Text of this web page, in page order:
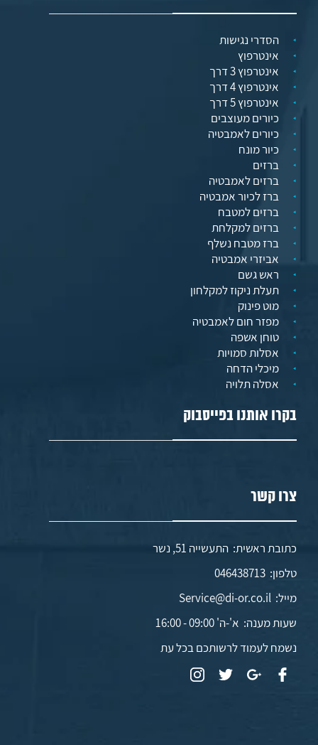
הסדרי נגישות
אינטרפוץ
אינטרפוץ 3 דרך
אינטרפוץ 4 דרך
אינטרפוץ 5 דרך
כיורים מעוצבים
כיורים לאמבטיה
כיור מונח
ברזים
ברזים לאמבטיה
ברז לכיור אמבטיה
ברזים למטבח
ברזים למקלחת
ברז מטבח נשלף
אביזרי אמבטיה
ראש גשם
תעלת ניקוז למקלחון
מוט פינוק
מפזר חום לאמבטיה
טוחן אשפה
אסלות סמויות
מיכלי הדחה
אסלה תלויה
בקרו אותנו בפייסבוק
צרו קשר
כתובת ראשית: התעשייה 51, נשר
טלפון:046438713
מייל:Service@di-or.co.il
שעות מענה: א'-ה' 09:00 - 16:00
נשמח לעמוד לרשותכם בכל עת